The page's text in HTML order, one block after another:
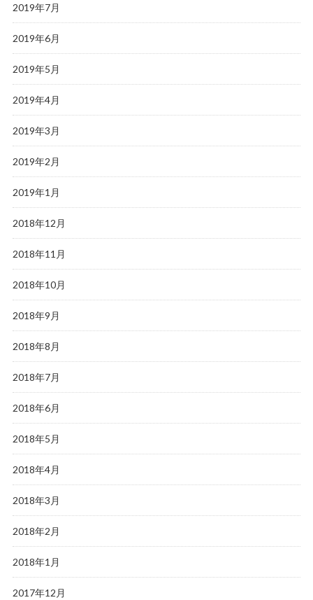
2019年7月
2019年6月
2019年5月
2019年4月
2019年3月
2019年2月
2019年1月
2018年12月
2018年11月
2018年10月
2018年9月
2018年8月
2018年7月
2018年6月
2018年5月
2018年4月
2018年3月
2018年2月
2018年1月
2017年12月